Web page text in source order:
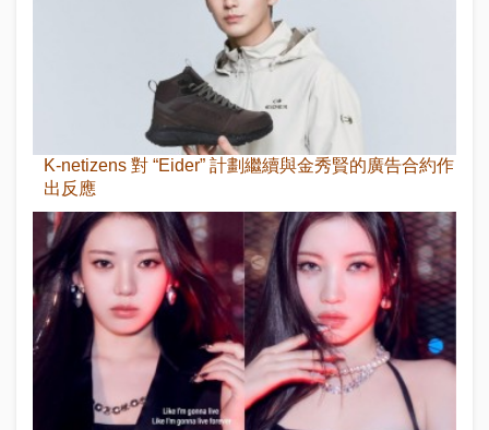
K-netizens 對 “Eider” 計劃繼續與金秀賢的廣告合約作
出反應